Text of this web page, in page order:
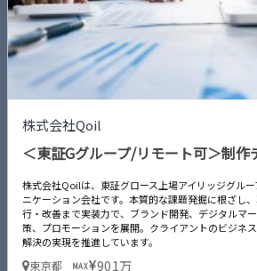
株式会社Qoil
＜東証Gグループ/リモート可＞制作
株式会社Qoilは、東証グロース上場アイリッジグル
ニケーション会社です。本質的な課題発掘に根ざし
行・改善まで実装力で、ブランド開発、デジタルマ
策、プロモーションを展開。クライアントのビジネ
解決の実現を推進しています。
東京都 MAX 901万